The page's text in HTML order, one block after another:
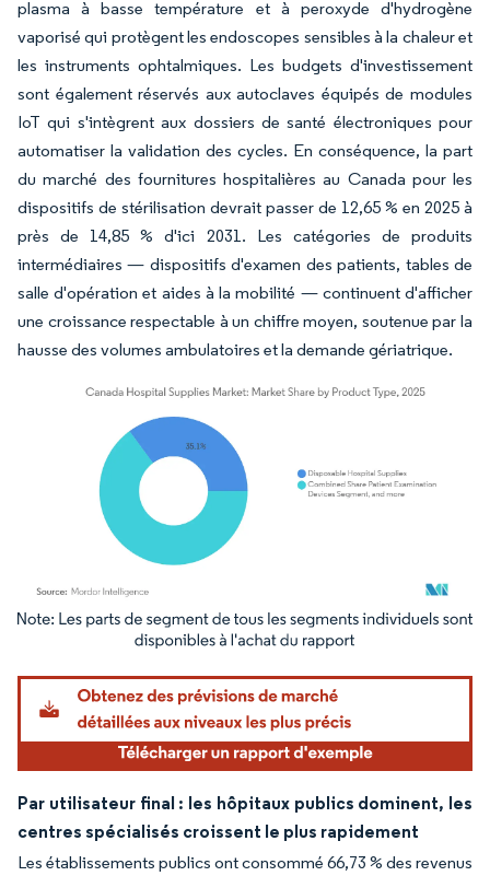
plasma à basse température et à peroxyde d'hydrogène
vaporisé qui protègent les endoscopes sensibles à la chaleur et
les instruments ophtalmiques. Les budgets d'investissement
sont également réservés aux autoclaves équipés de modules
IoT qui s'intègrent aux dossiers de santé électroniques pour
automatiser la validation des cycles. En conséquence, la part
du marché des fournitures hospitalières au Canada pour les
dispositifs de stérilisation devrait passer de 12,65 % en 2025 à
près de 14,85 % d'ici 2031. Les catégories de produits
intermédiaires — dispositifs d'examen des patients, tables de
salle d'opération et aides à la mobilité — continuent d'afficher
une croissance respectable à un chiffre moyen, soutenue par la
hausse des volumes ambulatoires et la demande gériatrique.
Image © Mordor Intelligence. La réutilisation nécessite une attribution sous CC BY
Par utilisateur final : les hôpitaux publics dominent, les
centres spécialisés croissent le plus rapidement
Les établissements publics ont consommé 66,73 % des revenus